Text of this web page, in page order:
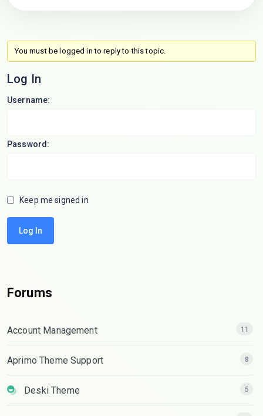
You must be logged in to reply to this topic.
Log In
Username:
Password:
Keep me signed in
Log In
Forums
Account Management 11
Aprimo Theme Support 8
Deski Theme 5